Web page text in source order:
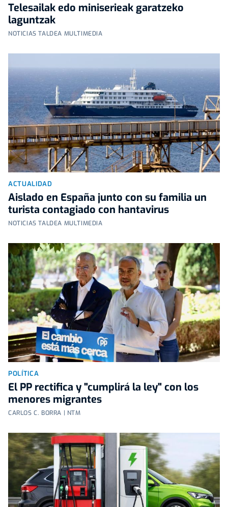
Telesailak edo miniserieak garatzeko
laguntzak
NOTICIAS TALDEA MULTIMEDIA
ACTUALIDAD
Aislado en España junto con su familia un
turista contagiado con hantavirus
NOTICIAS TALDEA MULTIMEDIA
POLÍTICA
El PP rectifica y "cumplirá la ley" con los
menores migrantes
CARLOS C. BORRA | NTM